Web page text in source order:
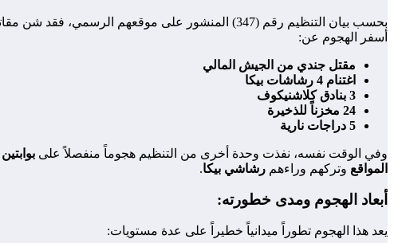
بحسب بيان التنظيم رقم (347) المنشور على موقعهم الرسمي، فقد شن مقاتلوه
أسفر الهجوم عن:
مقتل جندي من الجيش المالي
اغتنام 4 رشاشات بيكا
3 بنادق كلاشنيكوف
24 مخزناً للذخيرة
5 دراجات نارية
وفي الوقت نفسه، نفذت وحدة أخرى من التنظيم هجوماً منفصلاً على
المواقع وتركهم وراءهم رشاشي بيكا.
أبعاد الهجوم ومدى خطورته:
يعد هذا الهجوم تطوراً ميدانياً خطيراً على عدة مستويات: